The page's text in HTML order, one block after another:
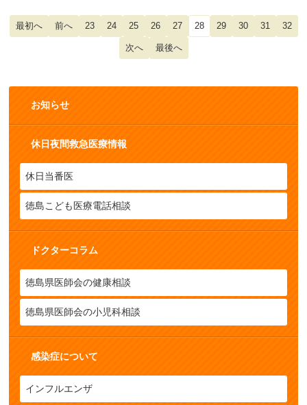
23 24 25 26 27 28 29 30 31 32
お知らせ
休日夜間救急医療情報
休日当番医
徳島こども医療電話相談
ドクターコラム
徳島県医師会の健康相談
徳島県医師会の小児科相談
感染症について
インフルエンザ